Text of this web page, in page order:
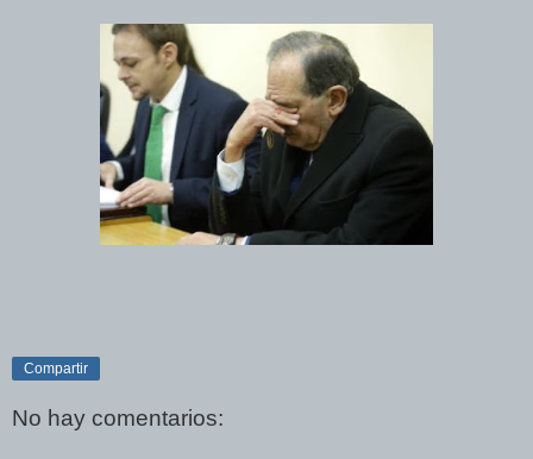
Compartir
No hay comentarios: